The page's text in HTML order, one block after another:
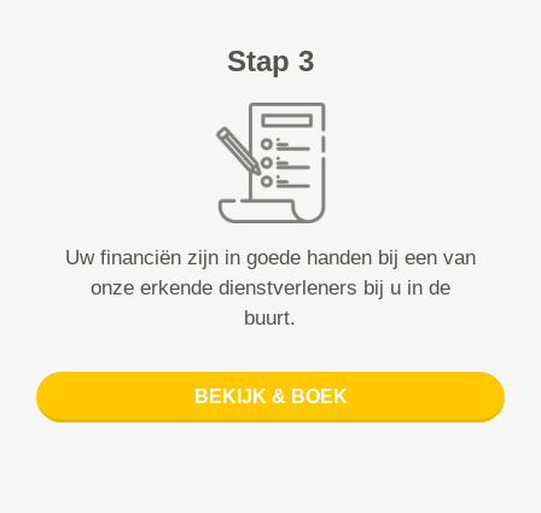
Stap 3
Uw financiën zijn in goede handen bij een van
onze erkende dienstverleners bij u in de
buurt.
BEKIJK & BOEK